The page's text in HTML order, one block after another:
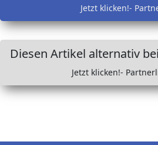
Jetzt klicken!-
Diesen Artikel alternativ bei
Jetzt klicken!-